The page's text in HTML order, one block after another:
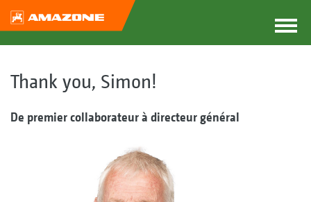
Thank you, Simon!
De premier collaborateur à directeur général